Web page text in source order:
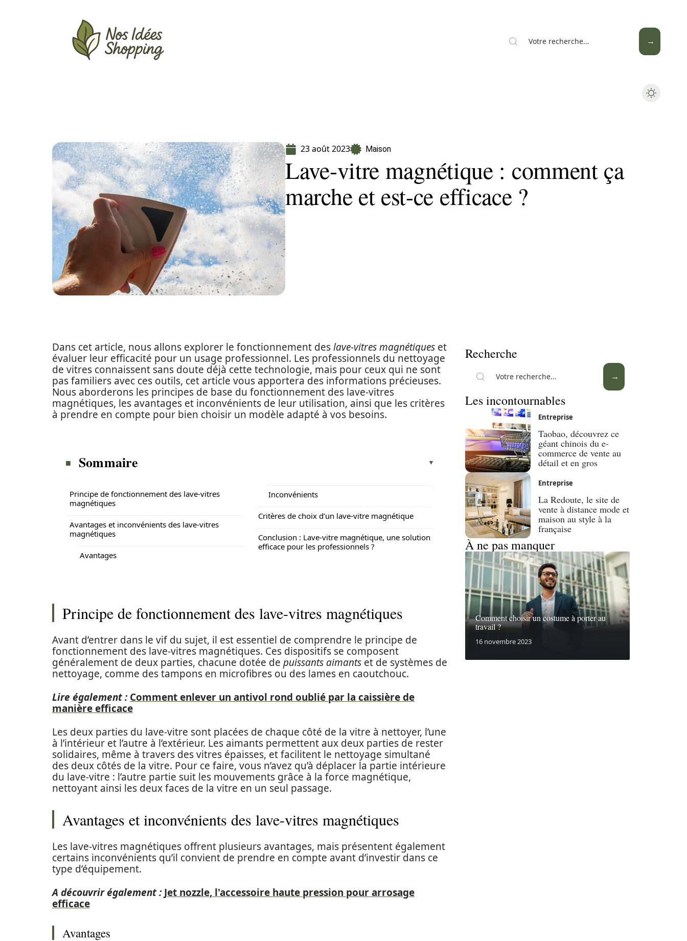
23 août 2023 Maison
Lave-vitre magnétique : comment ça
marche et est-ce efficace ?
Dans cet article, nous allons explorer le fonctionnement deslave-vitres magnétiques et
évaluer leur efficacité pour un usage professionnel. Les professionnels du nettoyage
de vitres connaissent sans doute déjà cette technologie, mais pour ceux qui ne sont
pas familiers avec ces outils, cet article vous apportera des informations précieuses.
Nous aborderons les principes de base du fonctionnement des lave-vitres
magnétiques, les avantages et inconvénients de leur utilisation, ainsi que les critères
à prendre en compte pour bien choisir un modèle adapté à vos besoins.
Sommaire
Principe de fonctionnement des lave-vitres
magnétiques
Avantages et inconvénients des lave-vitres
magnétiques
Avantages
Inconvénients
Critères de choix d’un lave-vitre magnétique
Conclusion : Lave-vitre magnétique, une solution
efficace pour les professionnels ?
Principe de fonctionnement des lave-vitres magnétiques
Avant d’entrer dans le vif du sujet, il est essentiel de comprendre le principe de
fonctionnement des lave-vitres magnétiques. Ces dispositifs se composent
généralement de deux parties, chacune dotée de puissants aimants et de systèmes de
nettoyage, comme des tampons en microfibres ou des lames en caoutchouc.
Lire également : Comment enlever un antivol rond oublié par la caissière de
manière efficace
Les deux parties du lave-vitre sont placées de chaque côté de la vitre à nettoyer, l’une
à l’intérieur et l’autre à l’extérieur. Les aimants permettent aux deux parties de rester
solidaires, même à travers des vitres épaisses, et facilitent le nettoyage simultané
des deux côtés de la vitre. Pour ce faire, vous n’avez qu’à déplacer la partie intérieure
du lave-vitre : l’autre partie suit les mouvements grâce à la force magnétique,
nettoyant ainsi les deux faces de la vitre en un seul passage.
Avantages et inconvénients des lave-vitres magnétiques
Les lave-vitres magnétiques offrent plusieurs avantages, mais présentent également
certains inconvénients qu’il convient de prendre en compte avant d’investir dans ce
type d’équipement.
A découvrir également : Jet nozzle, l'accessoire haute pression pour arrosage
efficace
Avantages
Recherche
Les incontournables
Entreprise
Taobao, découvrez ce
géant chinois du e-
commerce de vente au
détail et en gros
Entreprise
La Redoute, le site de
vente à distance mode et
maison au style à la
française
À ne pas manquer
Comment choisir un costume à porter au
travail ?
16 novembre 2023